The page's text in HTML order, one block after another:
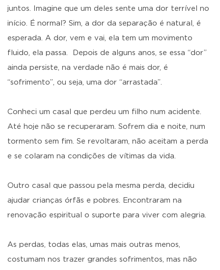
juntos. Imagine que um deles sente uma dor terrível no
início. É normal? Sim, a dor da separação é natural, é
esperada. A dor, vem e vai, ela tem um movimento
fluido, ela passa. Depois de alguns anos, se essa “dor”
ainda persiste, na verdade não é mais dor, é
“sofrimento”, ou seja, uma dor “arrastada”.
Conheci um casal que perdeu um filho num acidente.
Até hoje não se recuperaram. Sofrem dia e noite, num
tormento sem fim. Se revoltaram, não aceitam a perda
e se colaram na condições de vítimas da vida.
Outro casal que passou pela mesma perda, decidiu
ajudar crianças órfãs e pobres. Encontraram na
renovação espiritual o suporte para viver com alegria.
As perdas, todas elas, umas mais outras menos,
costumam nos trazer grandes sofrimentos, mas não